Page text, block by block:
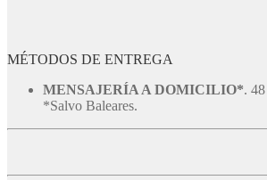
MÉTODOS DE ENTREGA
MENSAJERÍA A DOMICILIO*.
*Salvo Baleares.